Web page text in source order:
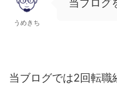
うめきち
当ブログでは2回転職